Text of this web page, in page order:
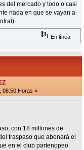
del mercado y todo o casi
nada en que se vayan a
En línea
08:50 Horas »
con 18 millones de
traspaso que abonará el
en el club partenopeo